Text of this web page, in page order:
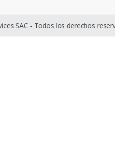
SAC - Todos los derechos